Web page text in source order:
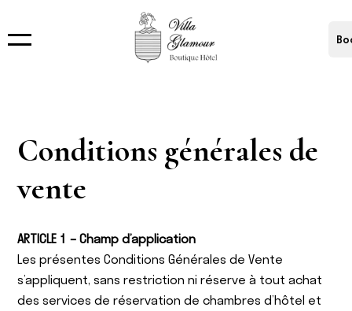
Conditions générales de
vente
ARTICLE 1 – Champ d’application
Les présentes Conditions Générales de Vente
s’appliquent, sans restriction ni réserve à tout achat
des services de réservation de chambres d’hôtel et